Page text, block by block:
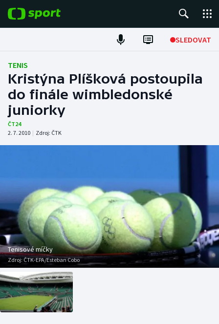
SLEDOVAT
Fotbal
Hokej
Tenis
Atletika
Americký fotbal
Baseball a softbal
Basketbal
Biatlon
Boby a skeleton
NEPŘEHLÉDNĚTE
Soutěže
Historické návraty
Aplikace ČT sport
AZ kvíz
TENIS
Kristýna Plíšková postoupila
do finále wimbledonské
juniorky
ČT24
2. 7. 2010 | Zdroj: ČTK
Tenisové míčky
Zdroj: ČTK-EPA/Esteban Cobo